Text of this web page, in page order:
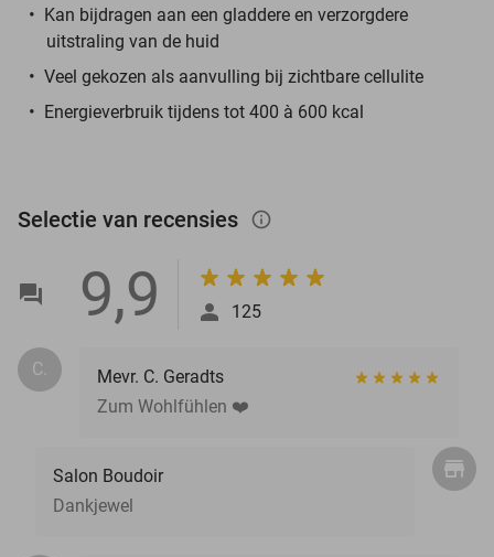
Kan bijdragen aan een gladdere en verzorgdere
uitstraling van de huid
Veel gekozen als aanvulling bij zichtbare cellulite
Energieverbruik tijdens tot 400 à 600 kcal
Selectie van recensies info_outlined
9,9 125
C.
Mevr. C. Geradts
Zum Wohlfühlen ❤️
Salon Boudoir
Dankjewel